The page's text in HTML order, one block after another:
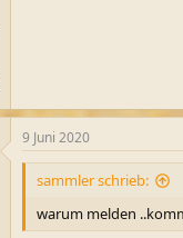
9 Juni 2020
sammler schrieb:
warum melden